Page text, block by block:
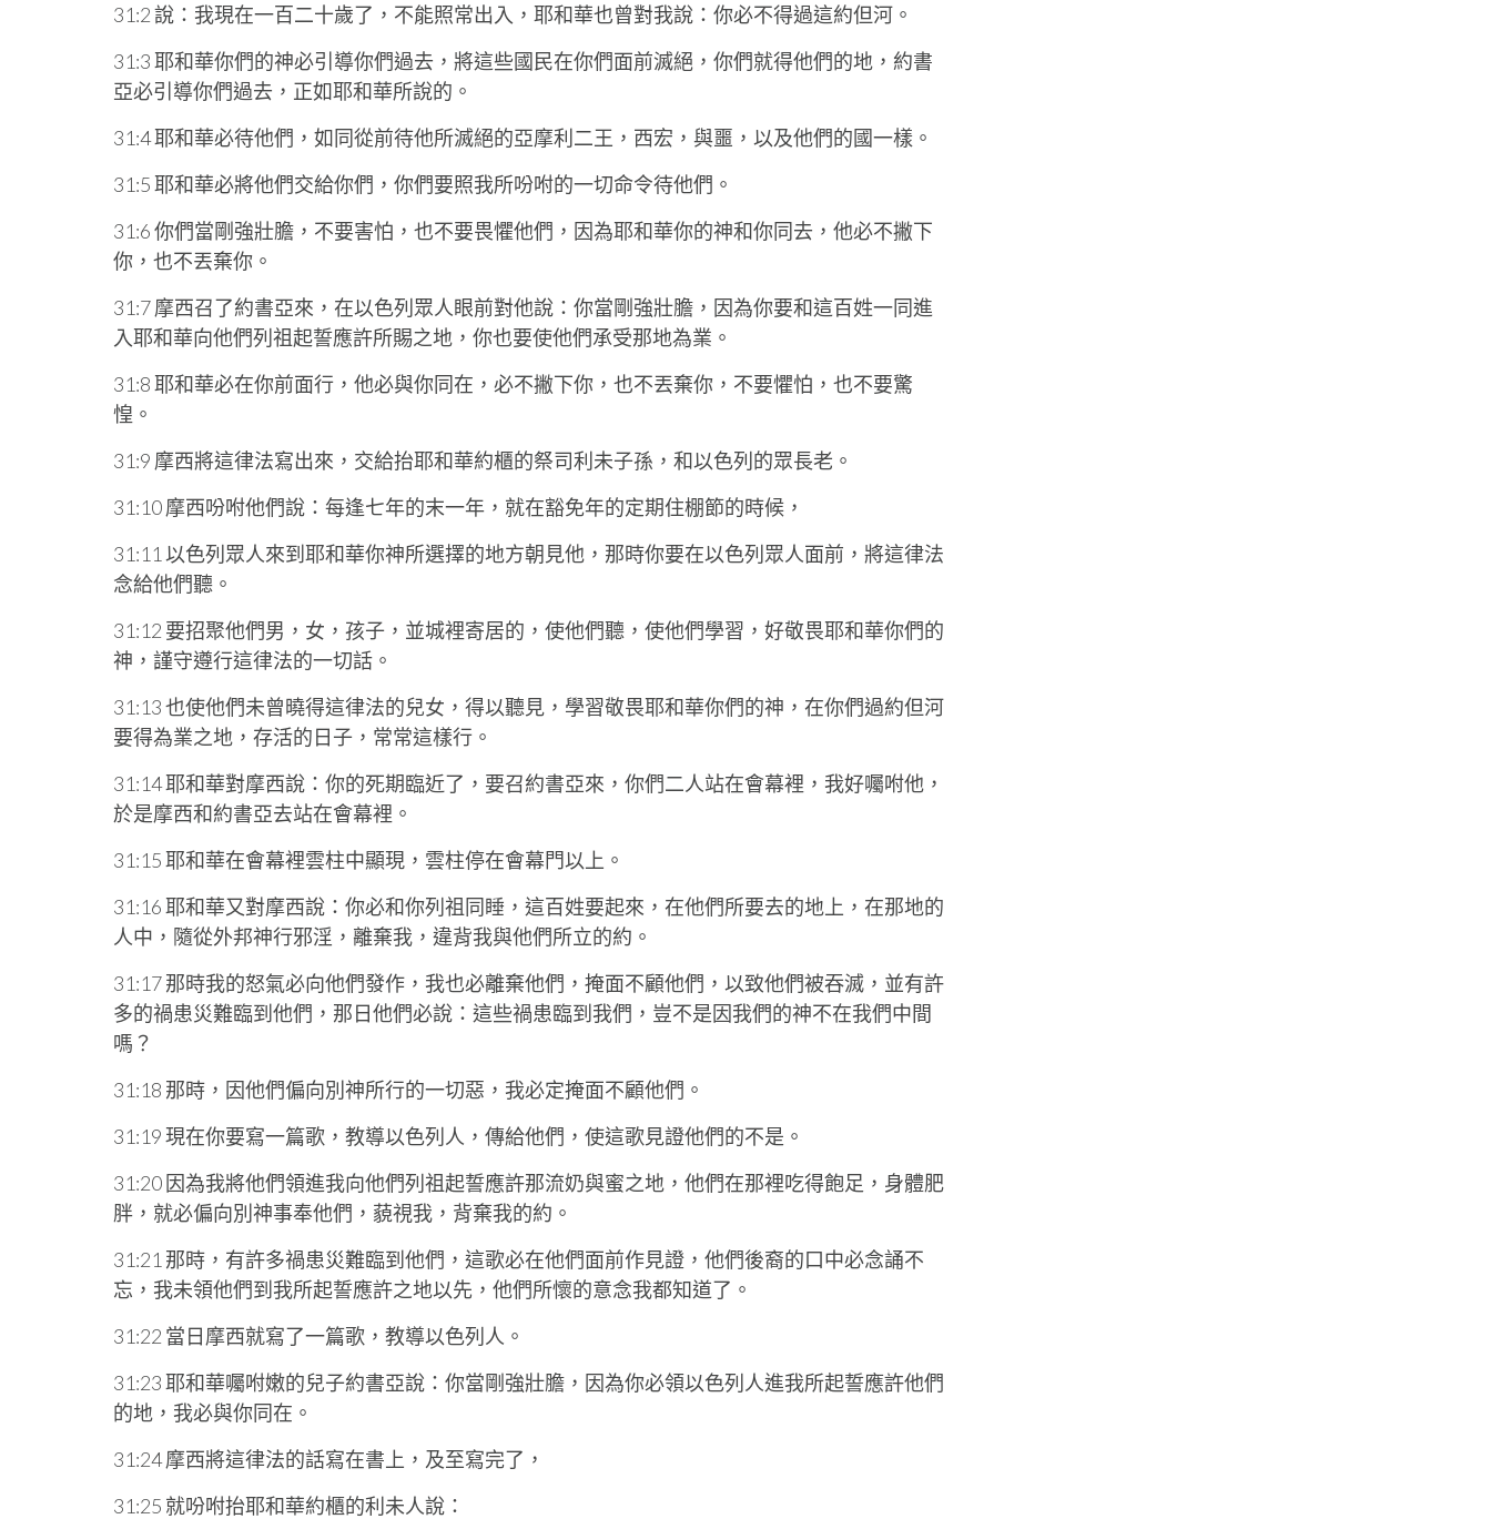
31:2 說：我現在一百二十歲了，不能照常出入，耶和華也曾對我說：你必不得過這約但河。
31:3 耶和華你們的神必引導你們過去，將這些國民在你們面前滅絕，你們就得他們的地，約書
亞必引導你們過去，正如耶和華所說的。
31:4 耶和華必待他們，如同從前待他所滅絕的亞摩利二王，西宏，與噩，以及他們的國一樣。
31:5 耶和華必將他們交給你們，你們要照我所吩咐的一切命令待他們。
31:6 你們當剛強壯膽，不要害怕，也不要畏懼他們，因為耶和華你的神和你同去，他必不撇下
你，也不丟棄你。
31:7 摩西召了約書亞來，在以色列眾人眼前對他說：你當剛強壯膽，因為你要和這百姓一同進
入耶和華向他們列祖起誓應許所賜之地，你也要使他們承受那地為業。
31:8 耶和華必在你前面行，他必與你同在，必不撇下你，也不丟棄你，不要懼怕，也不要驚
惶。
31:9 摩西將這律法寫出來，交給抬耶和華約櫃的祭司利未子孫，和以色列的眾長老。
31:10 摩西吩咐他們說：每逢七年的末一年，就在豁免年的定期住棚節的時候，
31:11 以色列眾人來到耶和華你神所選擇的地方朝見他，那時你要在以色列眾人面前，將這律法
念給他們聽。
31:12 要招聚他們男，女，孩子，並城裡寄居的，使他們聽，使他們學習，好敬畏耶和華你們的
神，謹守遵行這律法的一切話。
31:13 也使他們未曾曉得這律法的兒女，得以聽見，學習敬畏耶和華你們的神，在你們過約但河
要得為業之地，存活的日子，常常這樣行。
31:14 耶和華對摩西說：你的死期臨近了，要召約書亞來，你們二人站在會幕裡，我好囑咐他，
於是摩西和約書亞去站在會幕裡。
31:15 耶和華在會幕裡雲柱中顯現，雲柱停在會幕門以上。
31:16 耶和華又對摩西說：你必和你列祖同睡，這百姓要起來，在他們所要去的地上，在那地的
人中，隨從外邦神行邪淫，離棄我，違背我與他們所立的約。
31:17 那時我的怒氣必向他們發作，我也必離棄他們，掩面不顧他們，以致他們被吞滅，並有許
多的禍患災難臨到他們，那日他們必說：這些禍患臨到我們，豈不是因我們的神不在我們中間
嗎？
31:18 那時，因他們偏向別神所行的一切惡，我必定掩面不顧他們。
31:19 現在你要寫一篇歌，教導以色列人，傳給他們，使這歌見證他們的不是。
31:20 因為我將他們領進我向他們列祖起誓應許那流奶與蜜之地，他們在那裡吃得飽足，身體肥
胖，就必偏向別神事奉他們，藐視我，背棄我的約。
31:21 那時，有許多禍患災難臨到他們，這歌必在他們面前作見證，他們後裔的口中必念誦不
忘，我未領他們到我所起誓應許之地以先，他們所懷的意念我都知道了。
31:22 當日摩西就寫了一篇歌，教導以色列人。
31:23 耶和華囑咐嫩的兒子約書亞說：你當剛強壯膽，因為你必領以色列人進我所起誓應許他們
的地，我必與你同在。
31:24 摩西將這律法的話寫在書上，及至寫完了，
31:25 就吩咐抬耶和華約櫃的利未人說：